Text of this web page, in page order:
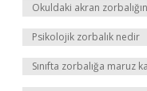
Okuldaki akran
Psikolojik zorbalık nedir
Sınıfta zorbalığa maruz